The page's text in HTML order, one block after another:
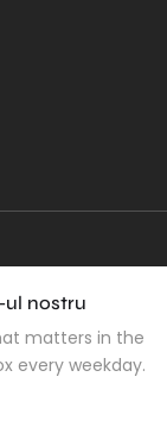
ul nostru
matters in the
every weekday.